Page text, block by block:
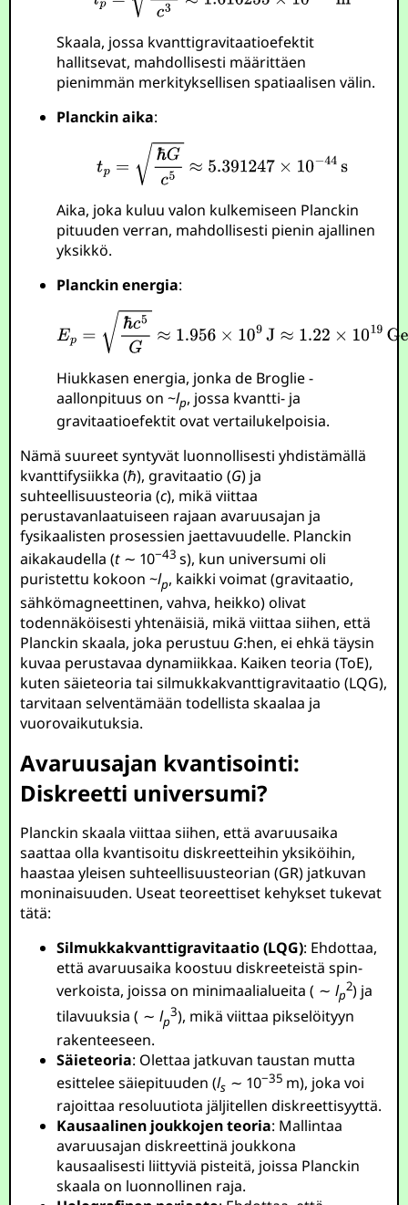
Skaala, jossa kvanttigravitaatioefektit
hallitsevat, mahdollisesti määrittäen
pienimmän merkityksellisen spatiaalisen välin.
Planckin aika:
Aika, joka kuluu valon kulkemiseen Planckin
pituuden verran, mahdollisesti pienin ajallinen
yksikkö.
Planckin energia:
Hiukkasen energia, jonka de Broglie -
aallonpituus on ~lp, jossa kvantti- ja
gravitaatioefektit ovat vertailukelpoisia.
Nämä suureet syntyvät luonnollisesti yhdistämällä
kvanttifysiikka (ℏ), gravitaatio (G) ja
suhteellisuusteoria (c), mikä viittaa
perustavanlaatuiseen rajaan avaruusajan ja
fysikaalisten prosessien jaettavuudelle. Planckin
aikakaudella (t∼ 10−43 s), kun universumi oli
puristettu kokoon ~lp, kaikki voimat (gravitaatio,
sähkömagneettinen, vahva, heikko) olivat
todennäköisesti yhtenäisiä, mikä viittaa siihen, että
Planckin skaala, joka perustuu G:hen, ei ehkä täysin
kuvaa perustavaa dynamiikkaa. Kaiken teoria (ToE),
kuten säieteoria tai silmukkakvanttigravitaatio (LQG),
tarvitaan selventämään todellista skaalaa ja
vuorovaikutuksia.
Avaruusajan kvantisointi:
Diskreetti universumi?
Planckin skaala viittaa siihen, että avaruusaika
saattaa olla kvantisoitu diskreetteihin yksiköihin,
haastaa yleisen suhteellisuusteorian (GR) jatkuvan
moninaisuuden. Useat teoreettiset kehykset tukevat
tätä:
Silmukkakvanttigravitaatio (LQG): Ehdottaa,
että avaruusaika koostuu diskreeteistä spin-
verkoista, joissa on minimaalialueita ( ∼lp
2) ja
tilavuuksia ( ∼lp
3), mikä viittaa pikselöityyn
rakenteeseen.
Säieteoria: Olettaa jatkuvan taustan mutta
esittelee säiepituuden (ls ∼ 10−35 m), joka voi
rajoittaa resoluutiota jäljitellen diskreettisyyttä.
Kausaalinen joukkojen teoria: Mallintaa
avaruusajan diskreettinä joukkona
kausaalisesti liittyviä pisteitä, joissa Planckin
skaala on luonnollinen raja.